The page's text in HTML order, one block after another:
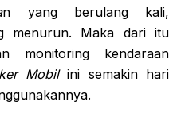
n yang berulang kali,
menurun. Maka dari itu
monitoring kendaraan
Mobilini semakin hari